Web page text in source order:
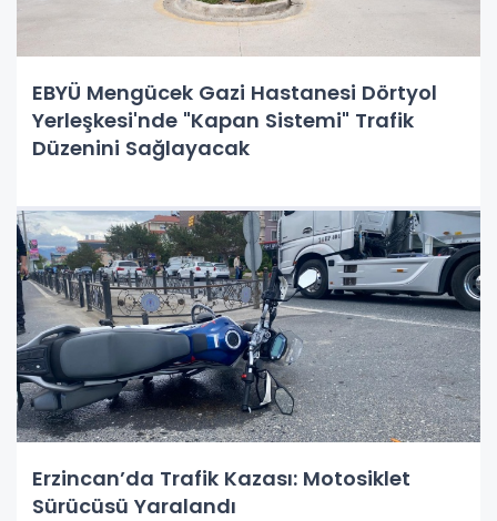
EBYÜ Mengücek Gazi Hastanesi Dörtyol
Yerleşkesi'nde "Kapan Sistemi" Trafik
Düzenini Sağlayacak
Erzincan’da Trafik Kazası: Motosiklet
Sürücüsü Yaralandı